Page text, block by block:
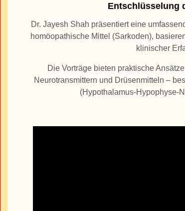
Entschlüsselung
Dr. Jayesh Shah präsentiert eine
homöopathische Mittel (Sarkoden),
klinischer
Die Vorträge bieten praktische
Neurotransmittern und Drüsenmitteln –
(Hypothalamus-Hypophyse-